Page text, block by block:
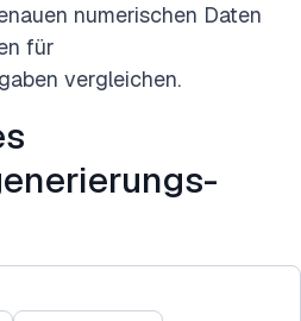
numerischen Daten
für
vergleichen.